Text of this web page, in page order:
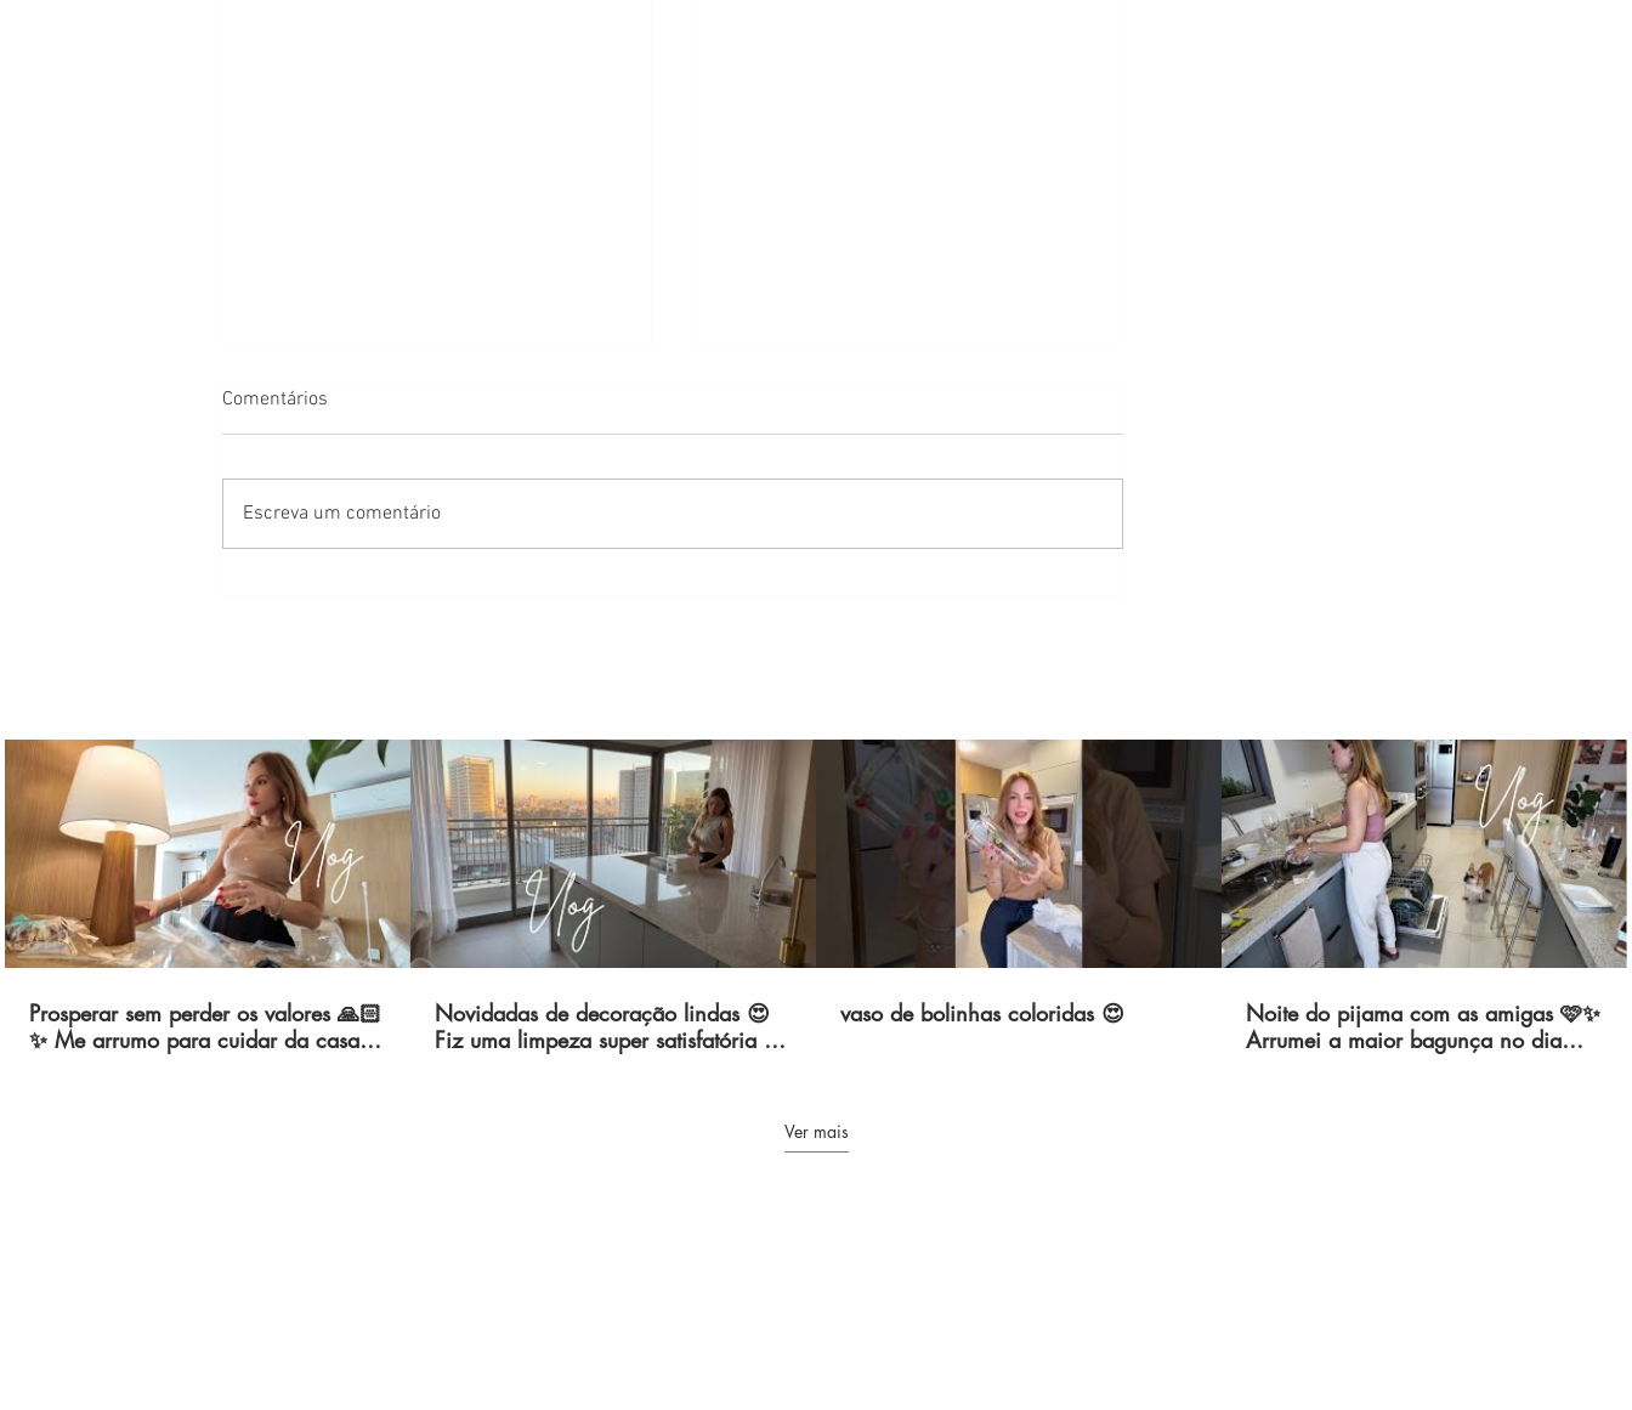
Comentários
Escreva um comentário
Prosperar sem perder os valores 🙏🏻
✨ Me arrumo para cuidar da casa?
Novidadas de decoração lindas 😍
Fiz uma limpeza super satisfatória 🏡
vaso de bolinhas coloridas 😍
Noite do pijama com as amigas 🩷✨
Arrumei a maior bagunça no dia
Ver mais